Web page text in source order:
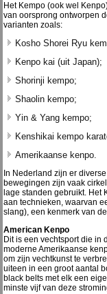
Het Kempo (ook wel
van oorsprong ontworpen
varianten zoals:
Kosho Shorei Ryu
Kenpo kai (uit Japan);
Shorinji kempo;
Shaolin kempo;
Yin & Yang kempo;
Kenshikai kempo
Amerikaanse kenpo.
In Nederland zijn er
bewegingen zijn vaak
lage standen gebruikt. Het
aan technieken, waarvan
slang), een kenmerk van
American Kenpo
Dit is een vechtsport die in
moderne Amerikaanse
om zijn vechtkunst te
uiteen in een groot aantal
black belts met elk een
minste vijf van deze